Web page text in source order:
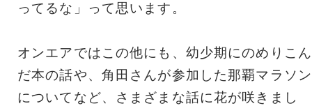
ってるな」って思います。
オンエアではこの他にも、幼少期にのめりこん
だ本の話や、角田さんが参加した那覇マラソン
についてなど、さまざまな話に花が咲きまし